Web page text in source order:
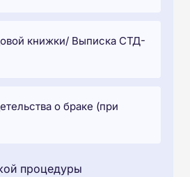
книжки/ Выписка СТД-
о браке (при
процедуры